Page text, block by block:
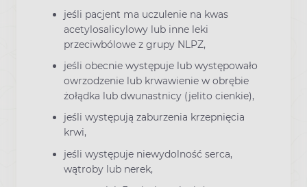
jeśli pacjent ma uczulenie na kwas
acetylosalicylowy lub inne leki
przeciwbólowe z grupy NLPZ,
jeśli obecnie występuje lub występowało
owrzodzenie lub krwawienie w obrębie
żołądka lub dwunastnicy (jelito cienkie),
jeśli występują zaburzenia krzepnięcia
krwi,
jeśli występuje niewydolność serca,
wątroby lub nerek,